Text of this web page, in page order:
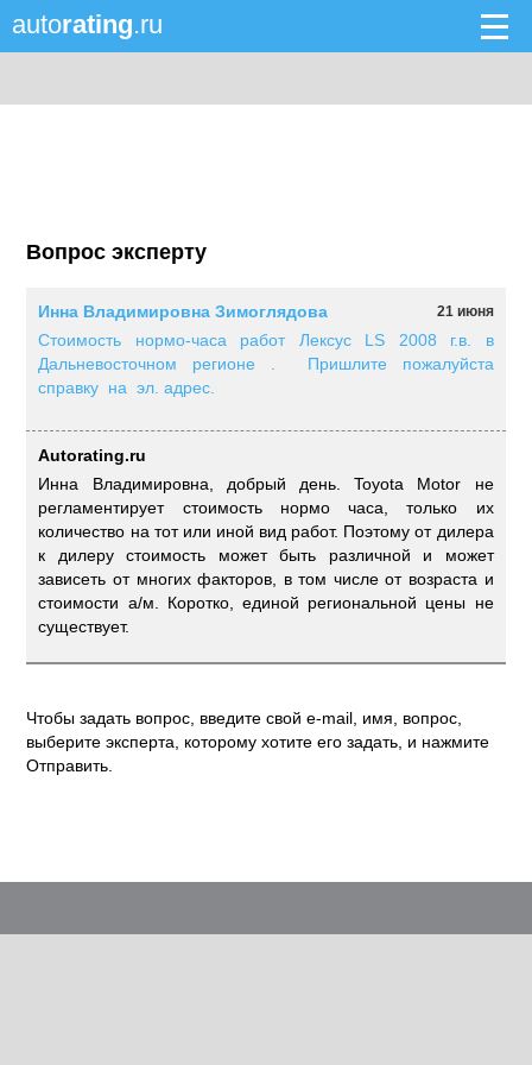
autorating.ru
Вопрос эксперту
21 июня
Инна Владимировна Зимоглядова
Стоимость нормо-часа работ Лексус LS 2008 г.в. в
Дальневосточном регионе . Пришлите пожалуйста
справку на эл. адрес.
Autorating.ru
Инна Владимировна, добрый день. Toyota Motor не
регламентирует стоимость нормо часа, только их
количество на тот или иной вид работ. Поэтому от дилера
к дилеру стоимость может быть различной и может
зависеть от многих факторов, в том числе от возраста и
стоимости а/м. Коротко, единой региональной цены не
существует.
Чтобы задать вопрос, введите свой e-mail, имя, вопрос,
выберите эксперта, которому хотите его задать, и нажмите
Отправить.